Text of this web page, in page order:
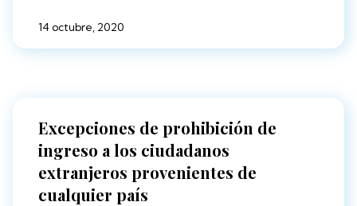
14 octubre, 2020
Excepciones de prohibición de
ingreso a los ciudadanos
extranjeros provenientes de
cualquier país